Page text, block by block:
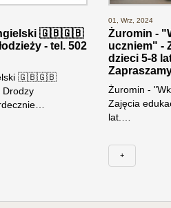
🇬🇧🇬🇧
- tel. 502
🇬🇧🇬🇧
01, Wrz, 2024
Żuromin -
uczniem" -
dzieci 5-8
Żuromin -
Zajęcia
lat.…
+